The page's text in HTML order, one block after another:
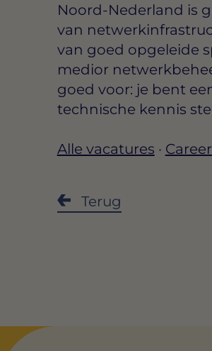
Noord-Nederland is
van
van goed opgeleide
medior
goed voor: je bent
technische kennis
Alle vacatures ·
Terug